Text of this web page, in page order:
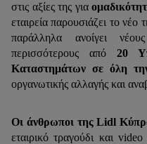
στις αξίες της για
εταιρεία παρουσιάζει το νέο
παράλληλα ανοίγει
περισσότερους από 20
Καταστημάτων σε όλη
οργανωτικής αλλαγής και
Οι άνθρωποι της Lidl
εταιρικό τραγούδι και